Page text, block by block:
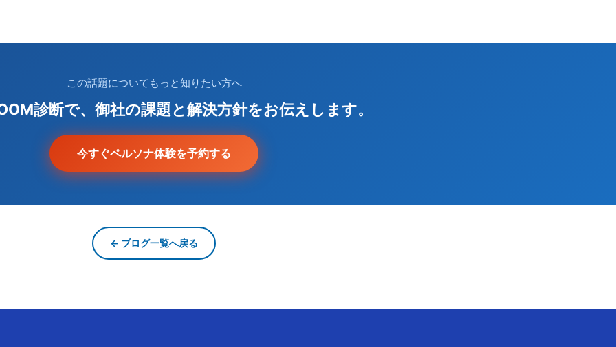
この話題についてもっと知りたい方へ
診断で、御社の課題と解決方針をお伝えします。
今すぐペルソナ体験を予約する
← ブログ一覧へ戻る